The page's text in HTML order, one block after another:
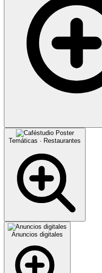
Temáticas · Restaurantes
Anuncios digitales